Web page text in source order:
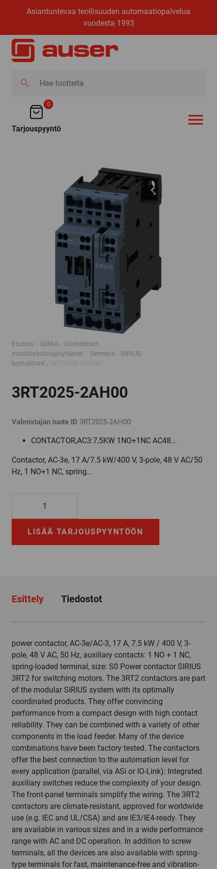
Asiantuntevaa teollisuuden automaatiopalvelua
vuodesta 1993
tuotteita
0
Tarjouspyyntö
Etusivu Sähkö
Kontaktorit,
moottorinsuojakytkimet
Siemens
SIRIUS
kontaktorit
3RT2025-2AH00
Valmistajan tuote ID 3RT2025-2AH00
CONTACTOR,AC3:7,5KW 1NO+1NC AC48...
Contactor, AC-3e, 17 A/7.5 kW/400 V, 3-pole, 48 V AC/50
Hz, 1 NO+1 NC, spring...
määrä
LISÄÄ TARJOUSPYYNTÖÖN
Esittely Tiedostot
power contactor, AC-3e/AC-3, 17 A, 7.5 kW / 400 V, 3-
pole, 48 V AC, 50 Hz, auxiliary contacts: 1 NO + 1 NC,
spring-loaded terminal, size: S0 Power contactor SIRIUS
3RT2 for switching motors. The 3RT2 contactors are part
of the modular SIRIUS system with its optimally
coordinated products. They offer convincing
performance from a compact design with high contact
reliability. They can be combined with a variety of other
components in the load feeder. Many of the device
combinations have been factory tested. The contactors
offer the best connection to the automation level for
every application (parallel, via ASi or IO-Link): Integrated
auxiliary switches reduce the complexity of your design.
The front-panel terminals simplify the wiring. The 3RT2
contactors are climate-resistant, approved for worldwide
use (e.g. IEC and UL/CSA) and are IE3/IE4-ready. They
are available in various sizes and in a wide performance
range with AC and DC operation. In addition to screw
terminals, all the devices are also available with spring-
type terminals for fast, maintenance-free and vibration-